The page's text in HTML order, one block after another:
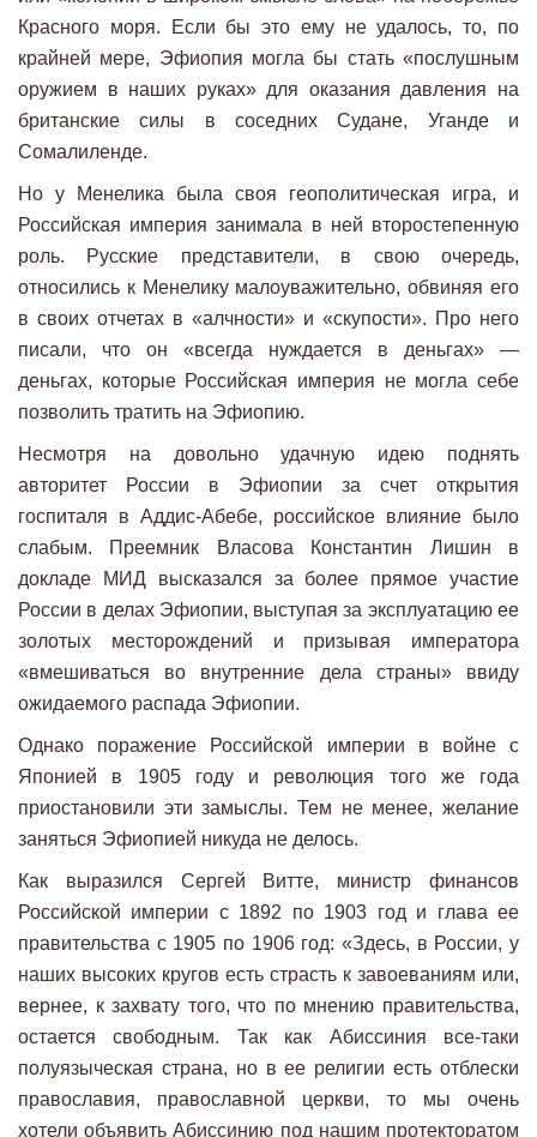
Красного моря. Если бы это ему не удалось, то, по
крайней мере, Эфиопия могла бы стать «послушным
оружием в наших руках» для оказания давления на
британские силы в соседних Судане, Уганде и
Сомалиленде.
Но у Менелика была своя геополитическая игра, и
Российская империя занимала в ней второстепенную
роль. Русские представители, в свою очередь,
относились к Менелику малоуважительно, обвиняя его
в своих отчетах в «алчности» и «скупости». Про него
писали, что он «всегда нуждается в деньгах» —
деньгах, которые Российская империя не могла себе
позволить тратить на Эфиопию.
Несмотря на довольно удачную идею поднять
авторитет России в Эфиопии за счет открытия
госпиталя в Аддис-Абебе, российское влияние было
слабым. Преемник Власова Константин Лишин в
докладе МИД высказался за более прямое участие
России в делах Эфиопии, выступая за эксплуатацию ее
золотых месторождений и призывая императора
«вмешиваться во внутренние дела страны» ввиду
ожидаемого распада Эфиопии.
Однако поражение Российской империи в войне с
Японией в 1905 году и революция того же года
приостановили эти замыслы. Тем не менее, желание
заняться Эфиопией никуда не делось.
Как выразился Сергей Витте, министр финансов
Российской империи с 1892 по 1903 год и глава ее
правительства с 1905 по 1906 год: «Здесь, в России, у
наших высоких кругов есть страсть к завоеваниям или,
вернее, к захвату того, что по мнению правительства,
остается свободным. Так как Абиссиния все-таки
полуязыческая страна, но в ее религии есть отблески
православия, православной церкви, то мы очень
хотели объявить Абиссинию под нашим протекторатом